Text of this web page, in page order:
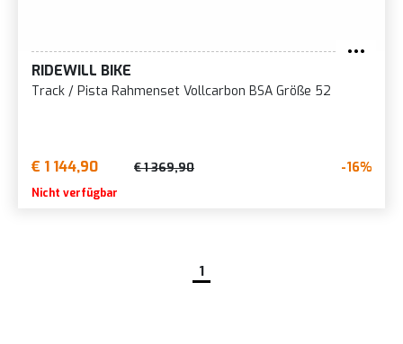
RIDEWILL BIKE
Track / Pista Rahmenset Vollcarbon BSA Größe 52
€ 1 144,90 € 1 369,90 -16%
Nicht verfügbar
1